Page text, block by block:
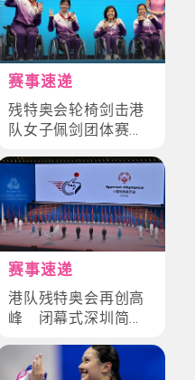
赛事速递
残特奥会轮椅剑击港
队女子佩剑团体赛赢
赛事速递
港队残特奥会再创高
峰 闭幕式深圳简约